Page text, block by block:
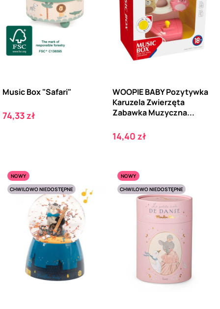
Music Box "Safari"
Cena
74,33 zł
WOOPIE BABY Pozytywka
Karuzela Zwierzęta
Zabawka Muzyczna...
Cena
14,40 zł
NOWY
CHWILOWO NIEDOSTĘPNE
NOWY
CHWILOWO NIEDOSTĘPNE